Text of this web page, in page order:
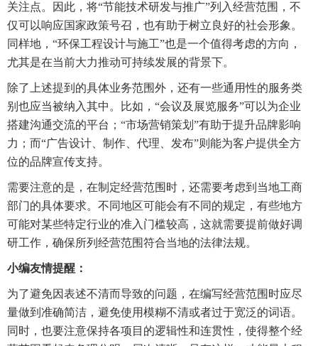
关注点。因此，将“节能技术研发与推广”列入经营范围，不
仅可以响应国家政策号召，也有助于树立良好的社会形象。
同样地，“环保工程设计与施工”也是一个值得考虑的方向，
尤其是在当前大力推动可持续发展的背景下。
除了上述提到的具体业务范围外，还有一些通用性的服务类
别也应当被纳入其中。比如，“会议及展览服务”可以为企业
搭建沟通交流的平台；“市场营销策划”有助于提升品牌影响
力；而“广告设计、制作、代理、发布”则能为客户提供全方
位的品牌宣传支持。
需要注意的是，在制定经营范围时，还需要考虑到当地工商
部门的具体要求。不同地区可能会有不同的规定，有些地方
可能对某些特定行业的准入门槛较高，这就需要提前做好调
研工作，确保所列经营范围符合当地的法律法规。
小编友情提醒：
为了避免因表述不清而导致的问题，在编写经营范围时应尽
量做到准确简洁，避免使用模糊不清或者过于宽泛的词语。
同时，也要注意保持各项目的逻辑性和连贯性，使得整个经